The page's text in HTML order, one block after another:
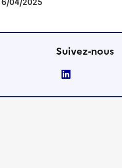
Suivez-nous